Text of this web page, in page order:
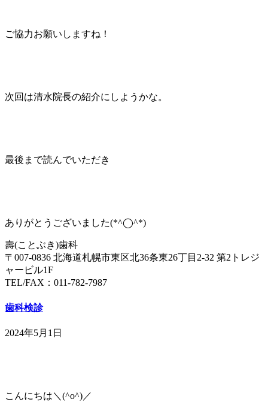
ご協力お願いしますね！
次回は清水院長の紹介にしようかな。
最後まで読んでいただき
ありがとうございました(*^◯^*)
壽(ことぶき)歯科
〒007-0836 北海道札幌市東区北36条東26丁目2-32 第2トレジ
ャービル1F
TEL/FAX：011-782-7987
歯科検診
2024年5月1日
こんにちは＼(^o^)／